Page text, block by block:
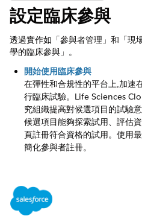
設定臨床參與
透過實作如「參與者管理」和「現
學的臨床參與」。
開始使用臨床參與
在彈性和合規性的平台上,加速
行臨床試驗。Life Sciences
究組織提高對候選項目的試驗
候選項目能夠探索試用、評估
頁註冊符合資格的試用。使用
簡化參與者註冊。
「病患參與」功能。試用組織
學」功能。